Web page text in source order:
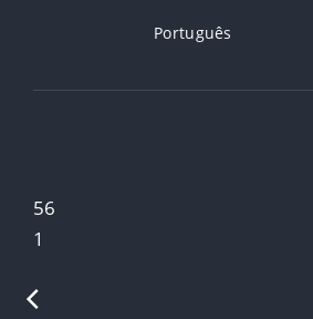
Português
56
1